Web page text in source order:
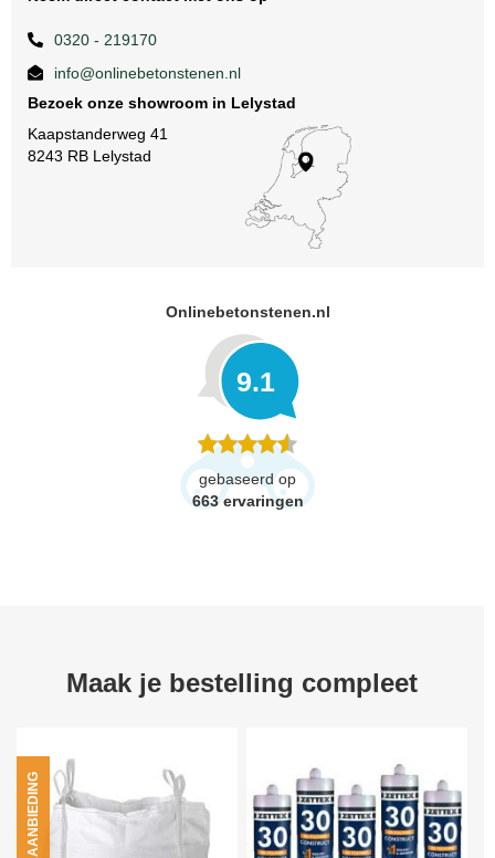
0320 - 219170
info@onlinebetonstenen.nl
Bezoek onze showroom in Lelystad
Kaapstanderweg 41
8243 RB Lelystad
Onlinebetonstenen.nl
9.1
gebaseerd op
663 ervaringen
Maak je bestelling compleet
AANBIEDING